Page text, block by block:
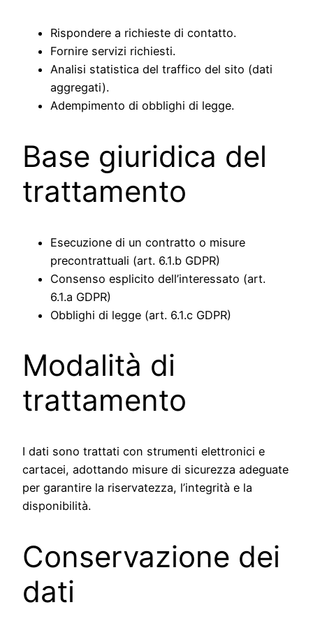
Rispondere a richieste di contatto.
Fornire servizi richiesti.
Analisi statistica del traffico del sito (dati
aggregati).
Adempimento di obblighi di legge.
Base giuridica del
trattamento
Esecuzione di un contratto o misure
precontrattuali (art. 6.1.b GDPR)
Consenso esplicito dell’interessato (art.
6.1.a GDPR)
Obblighi di legge (art. 6.1.c GDPR)
Modalità di
trattamento
I dati sono trattati con strumenti elettronici e
cartacei, adottando misure di sicurezza adeguate
per garantire la riservatezza, l’integrità e la
disponibilità.
Conservazione dei
dati